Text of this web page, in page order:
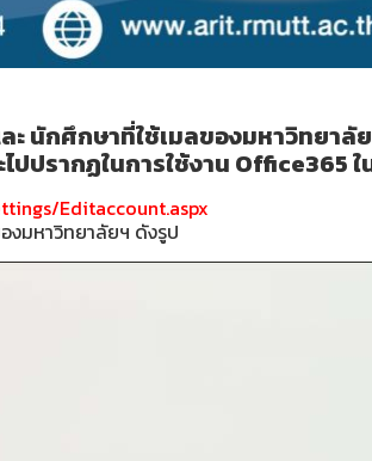
ะ นักศึกษาที่ใช้เมลของมหาวิทยา
ปปรากฏในการใช้งาน Office365
Editaccount.aspx
งมหาวิทยาลัยฯ ดังรูป